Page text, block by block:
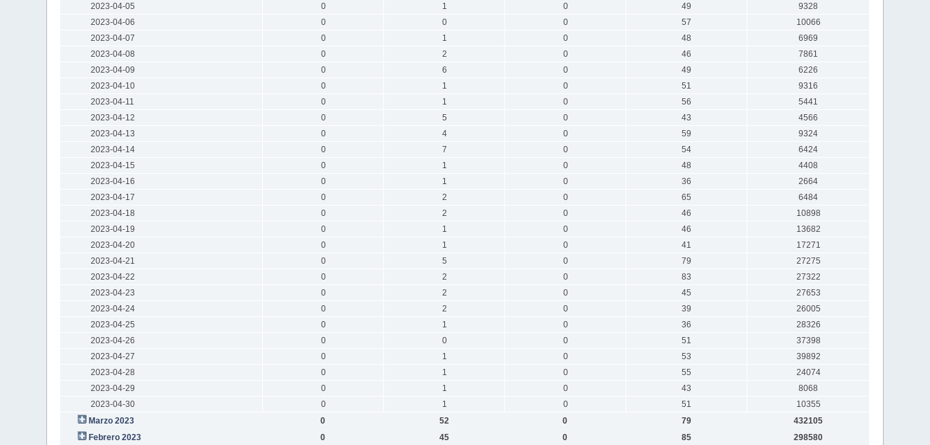
2023-04-05
0 1 0 49
9328
2023-04-06
0 0 0 57
10066
2023-04-07
0 1 0 48
6969
2023-04-08
0 2 0 46
7861
2023-04-09
0 6 0 49
6226
2023-04-10
0 1 0 51
9316
2023-04-11
0 1 0 56
5441
2023-04-12
0 5 0 43
4566
2023-04-13
0 4 0 59
9324
2023-04-14
0 7 0 54
6424
2023-04-15
0 1 0 48
4408
2023-04-16
0 1 0 36
2664
2023-04-17
0 2 0 65
6484
2023-04-18
0 2 0 46
10898
2023-04-19
0 1 0 46
13682
2023-04-20
0 1 0 41
17271
2023-04-21
0 5 0 79
27275
2023-04-22
0 2 0 83
27322
2023-04-23
0 2 0 45
27653
2023-04-24
0 2 0 39
26005
2023-04-25
0 1 0 36
28326
2023-04-26
0 0 0 51
37398
2023-04-27
0 1 0 53
39892
2023-04-28
0 1 0 55
24074
2023-04-29
0 1 0 43
8068
2023-04-30
0 1 0 51
10355
Marzo 2023
0 52 0 79
432105
Febrero 2023
0 45 0 85
298580